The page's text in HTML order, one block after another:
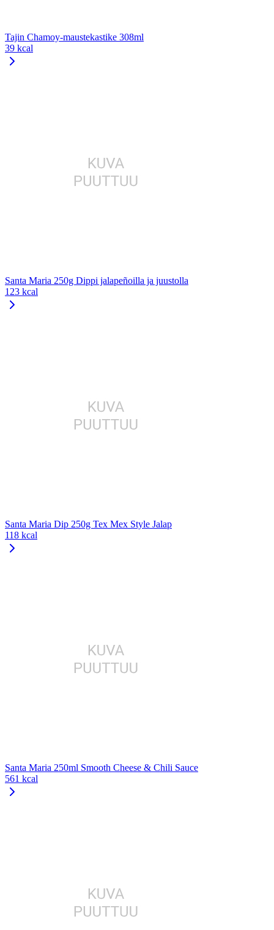
Tajin Chamoy-maustekastike 308ml
39 kcal
Santa Maria 250g Dippi jalapeñoilla ja juustolla
123 kcal
Santa Maria Dip 250g Tex Mex Style Jalap
118 kcal
Santa Maria 250ml Smooth Cheese & Chili Sauce
561 kcal